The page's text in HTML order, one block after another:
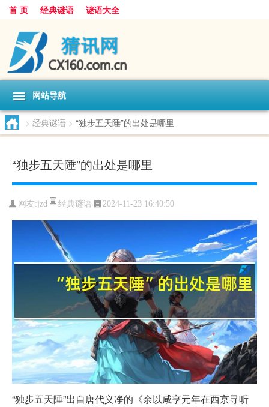
首 页 经典谜语 谜语大全
网站导航
> 经典谜语 > “独步五天陲”的出处是哪里
“独步五天陲”的出处是哪里
网友:jzd 经典谜语 2024-11-23 16:40:50
“独步五天陲”出自唐代义净的《余以咸亨元年在西京寻听